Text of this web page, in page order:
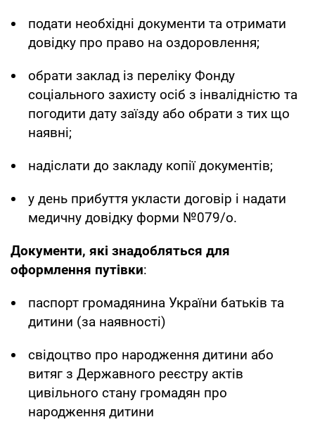
подати необхідні документи та отримати
довідку про право на оздоровлення;
обрати заклад із переліку Фонду
соціального захисту осіб з інвалідністю та
погодити дату заїзду або обрати з тих що
наявні;
надіслати до закладу копії документів;
у день прибуття укласти договір і надати
медичну довідку форми №079/о.
Документи, які знадобляться для
оформлення путівки:
паспорт громадянина України батьків та
дитини (за наявності)
свідоцтво про народження дитини або
витяг з Державного реєстру актів
цивільного стану громадян про
народження дитини